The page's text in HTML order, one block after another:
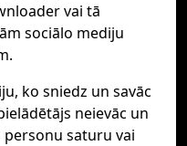
vai tā
sociālo mediju
ko sniedz un savāc
neievāc un
saturu vai